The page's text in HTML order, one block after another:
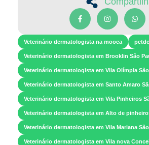
Veterinário dermatologista na mooca
Veterinário dermatologista em Brooklin São
Veterinário dermatologista em Vila Olímpia
Veterinário dermatologista em Santo Amaro
Veterinário dermatologista em Vila Pinheiros
Veterinário dermatologista em Alto de
Veterinário dermatologista em Vila Mariana
Veterinário dermatologista em Vila nova